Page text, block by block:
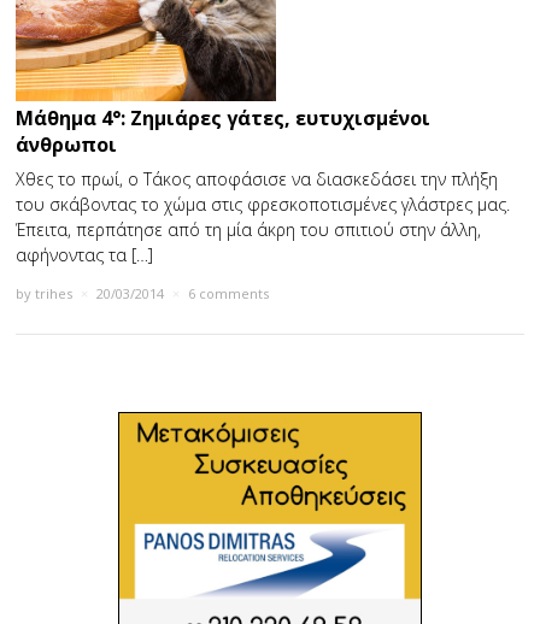
Μάθημα 4°: Ζημιάρες γάτες, ευτυχισμένοι
άνθρωποι
Χθες το πρωί, ο Τάκος αποφάσισε να διασκεδάσει την πλήξη
του σκάβοντας το χώμα στις φρεσκοποτισμένες γλάστρες μας.
Έπειτα, περπάτησε από τη μία άκρη του σπιτιού στην άλλη,
αφήνοντας τα […]
bytrihes 20/03/2014 6 comments